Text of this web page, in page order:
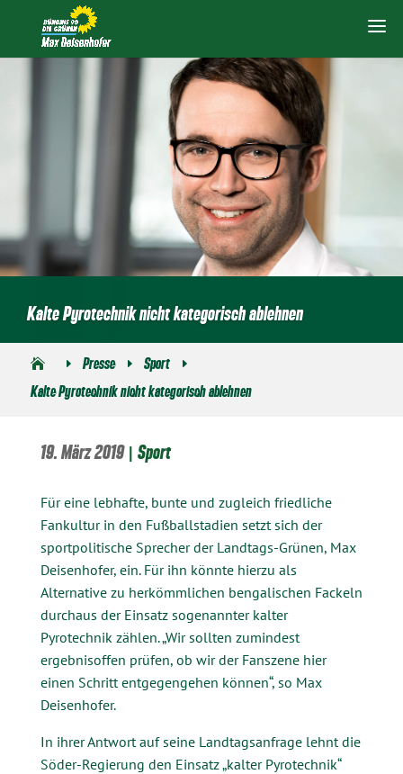
Kalte Pyrotechnik nicht kategorisch ablehnen
E Presse E Sport E
Kalte Pyrotechnik nicht kategorisch ablehnen
19. März 2019| Sport
Für eine lebhafte, bunte und zugleich friedliche
Fankultur in den Fußballstadien setzt sich der
sportpolitische Sprecher der Landtags-Grünen, Max
Deisenhofer, ein. Für ihn könnte hierzu als
Alternative zu herkömmlichen bengalischen Fackeln
durchaus der Einsatz sogenannter kalter
Pyrotechnik zählen. „Wir sollten zumindest
ergebnisoffen prüfen, ob wir der Fanszene hier
einen Schritt entgegengehen können“, so Max
Deisenhofer.
In ihrer Antwort auf seine Landtagsanfrage lehnt die
Söder-Regierung den Einsatz „kalter Pyrotechnik“